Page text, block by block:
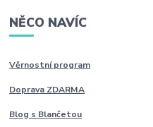
NĚCO NAVÍC
Věrnostní program
Doprava ZDARMA
Blog s Blančetou